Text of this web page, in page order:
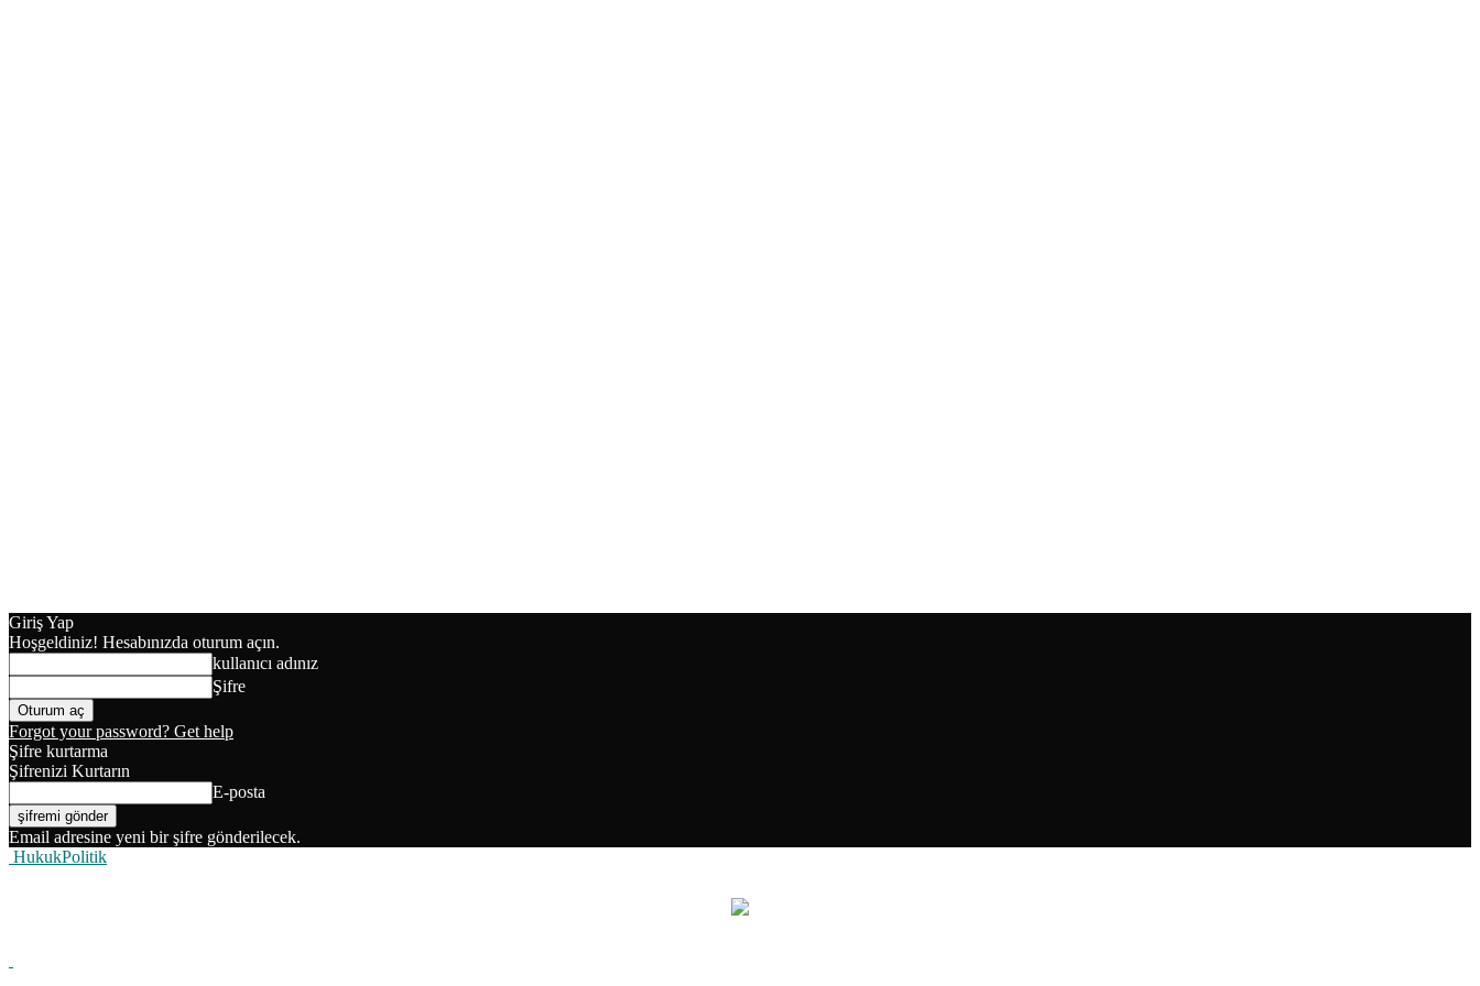
Giriş Yap
Hoşgeldiniz! Hesabınızda oturum açın.
kullanıcı adınız
Şifre
Forgot your password? Get help
Şifre kurtarma
Şifrenizi Kurtarın
E-posta
Email adresine yeni bir şifre gönderilecek.
HukukPolitik